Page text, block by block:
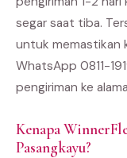
segar saat tiba.
untuk memastikan
WhatsApp 0811-
pengiriman ke
Kenapa
Pasangkayu?